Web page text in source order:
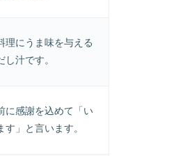
理にうま味を与える
し汁です。
に感謝を込めて「い
す」と言います。